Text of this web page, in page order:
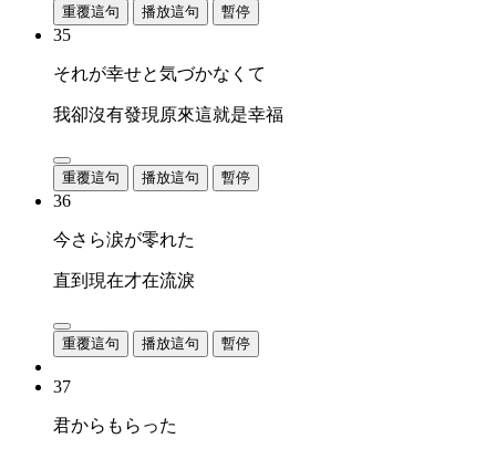
重覆這句 播放這句 暫停
35
それが幸せと気づかなくて
我卻沒有發現原來這就是幸福
重覆這句 播放這句 暫停
36
今さら涙が零れた
直到現在才在流淚
重覆這句 播放這句 暫停
37
君からもらった